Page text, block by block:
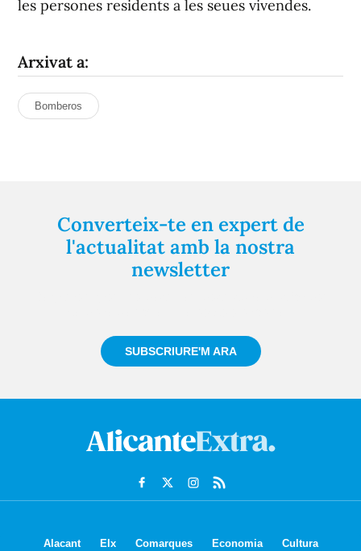
les persones residents a les seues vivendes.
Arxivat a:
Bomberos
Converteix-te en expert de
l'actualitat amb la nostra
newsletter
SUBSCRIURE'M ARA
Alacant Elx Comarques Economia
Cultura